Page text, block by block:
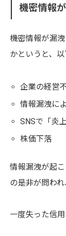
機密情報
機密情報が漏
かというと、以
企業の経営
情報漏洩に
SNSで「炎
株価下落
情報漏洩が起
の是非が問われ
一度失った信